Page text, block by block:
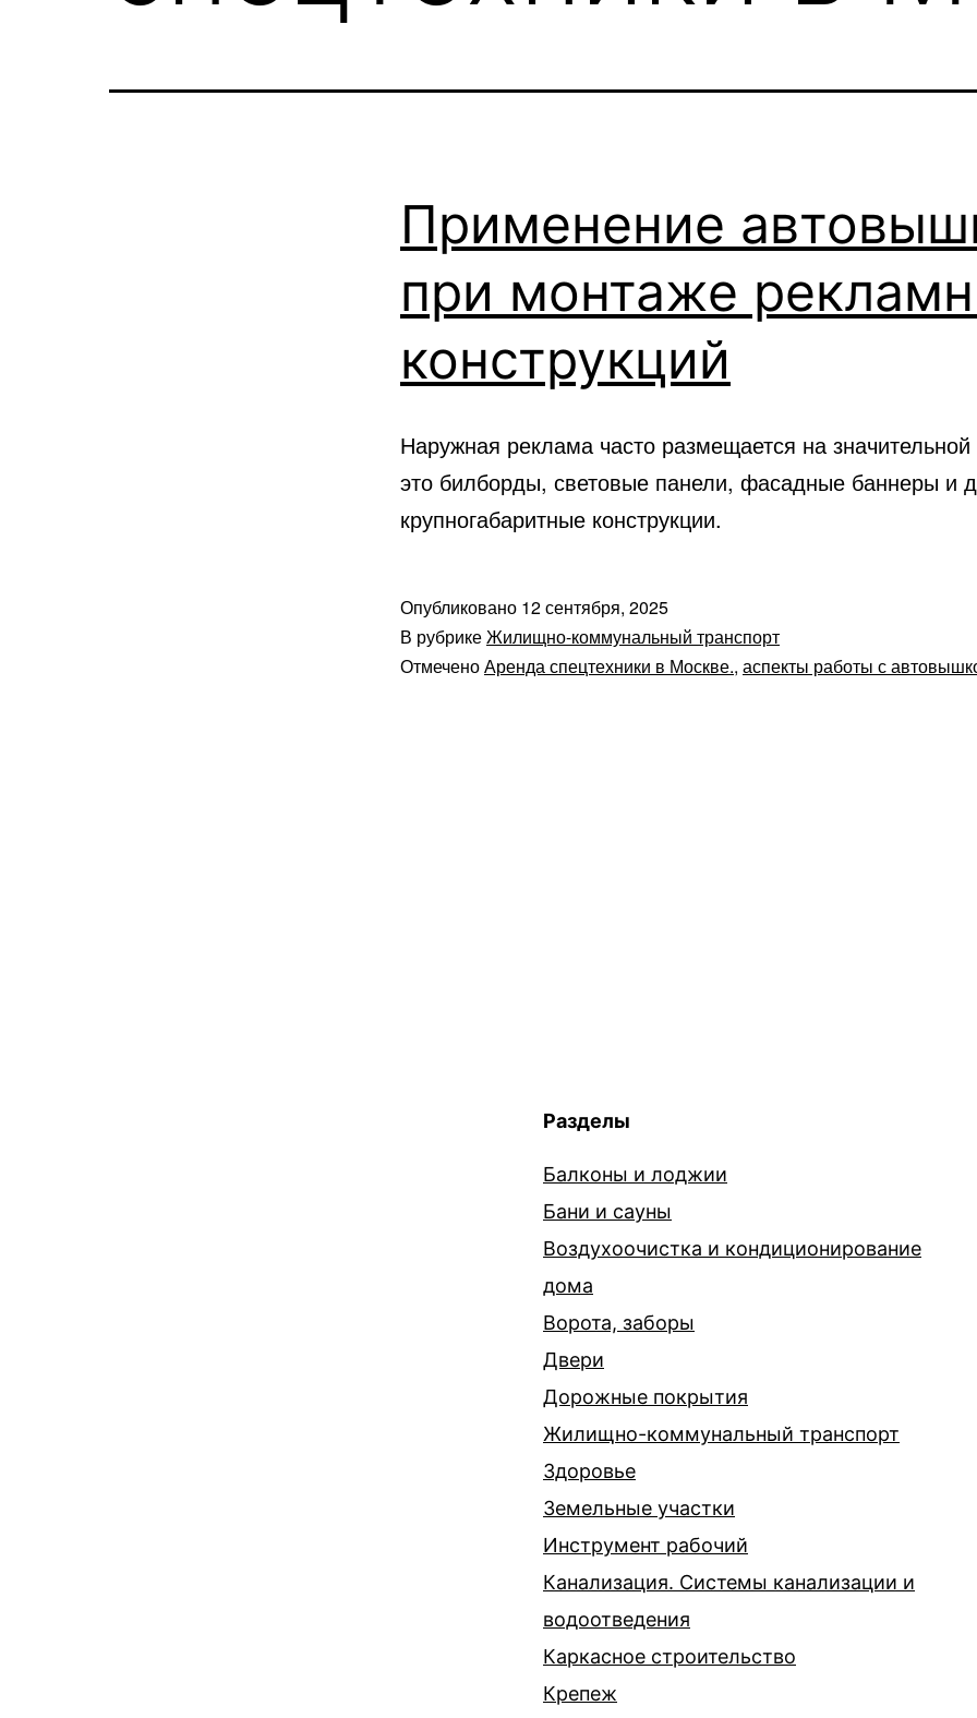
Применение
при монтаже
конструкций
Наружная реклама часто размещается на
это билборды, световые панели, фасадные баннеры и
крупногабаритные конструкции.
Опубликовано 12 сентября, 2025
В рубрикеЖилищно-коммунальный транспорт
ОтмеченоАренда спецтехники в Москве., аспекты работы с
Разделы
Балконы и лоджии
Бани и сауны
Воздухоочистка и кондиционирование
дома
Ворота, заборы
Двери
Дорожные покрытия
Жилищно-коммунальный транспорт
Здоровье
Земельные участки
Инструмент рабочий
Канализация. Системы канализации и
водоотведения
Каркасное строительство
Крепеж